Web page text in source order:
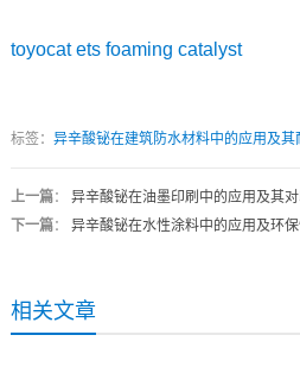
toyocat ets foaming catalyst
标签： 异辛酸铋在建筑防水材料中的应用及其
上一篇： 异辛酸铋在油墨印刷中的应用及其
下一篇： 异辛酸铋在水性涂料中的应用及环
相关文章